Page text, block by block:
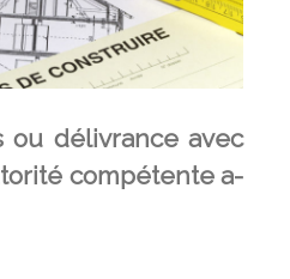
ou délivrance avec
compétente a-